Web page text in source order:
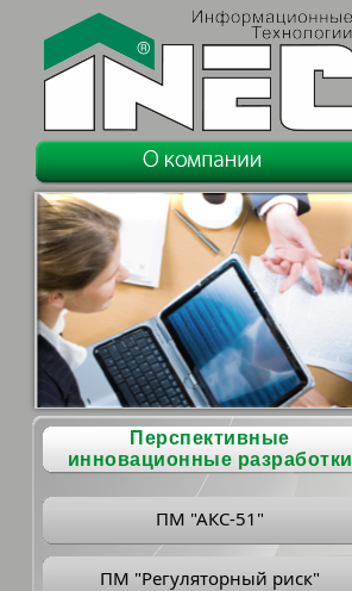
Перспективные
инновационные разработки
ПМ "АКС-51"
ПМ "Регуляторный риск"